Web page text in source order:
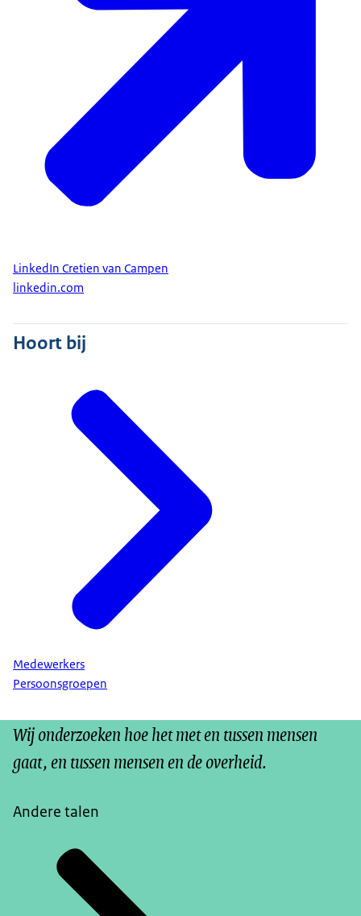
LinkedIn Cretien van Campen
linkedin.com
Hoort bij
Medewerkers
Persoonsgroepen
Wij onderzoeken hoe het met en tussen mensen
gaat, en tussen mensen en de overheid.
Andere talen